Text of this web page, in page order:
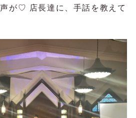
が♡ 店長達に、手話を教えて